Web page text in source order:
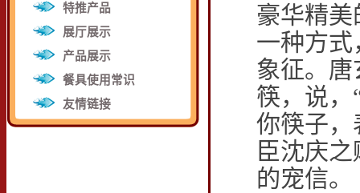
特推产品
展厅展示
产品展示
餐具使用常识
友情链接
豪华精
一种方
象征。
筷，说，
你筷子，
臣沈庆
的宠信。